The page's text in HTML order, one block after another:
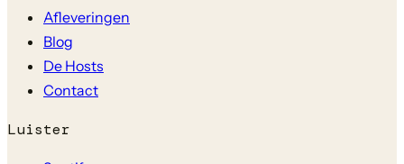
Afleveringen
Blog
De Hosts
Contact
Luister